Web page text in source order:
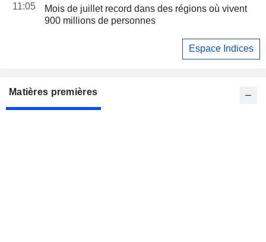
11:05
Mois de juillet record dans des régions où vivent
900 millions de personnes
Espace Indices
Matières premières